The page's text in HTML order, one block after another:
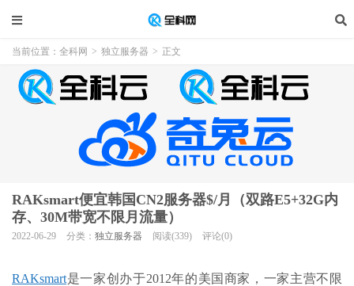
当前位置： 全科网 > 独立服务器 > 正文
RAKsmart便宜韩国CN2服务器$/月（双路E5+32G内
存、30M带宽不限月流量）
2022-06-29 分类： 独立服务器 阅读(339) 评论(0)
RAKsmart是一家创办于2012年的美国商家，一家主营不限